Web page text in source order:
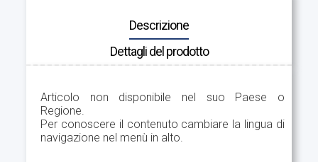
Descrizione
Dettagli del prodotto
Articolo non disponibile nel suo Paese o
Regione.
Per conoscere il contenuto cambiare la lingua di
navigazione nel menù in alto.